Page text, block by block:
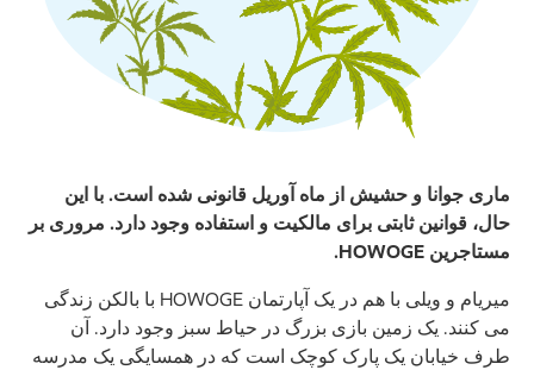
ماری جوانا و حشیش از ماه آوریل قانونی شده است. با این
حال، قوانین ثابتی برای مالکیت و استفاده وجود دارد. مروری بر
مستاجرین HOWOGE.
میریام و ویلی با هم در یک آپارتمان HOWOGE با بالکن زندگی
می کنند. یک زمین بازی بزرگ در حیاط سبز وجود دارد. آن
طرف خیابان یک پارک کوچک است که در همسایگی یک مدرسه